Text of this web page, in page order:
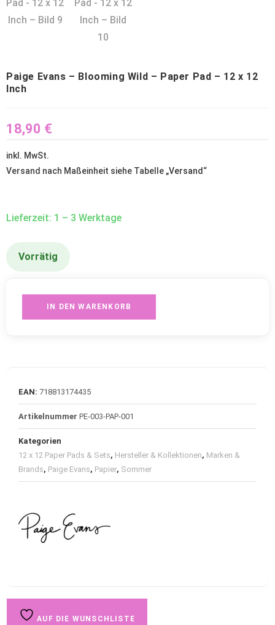
Paige Evans – Blooming Wild – Paper Pad – 12 x 12
Inch
18,90 €
inkl. MwSt.
Versand nach Maßeinheit siehe Tabelle „Versand “
Lieferzeit: 1 – 3 Werktage
Vorrätig
IN DEN WARENKORB
EAN: 718813174435
Artikelnummer PE-003-PAP-001
Kategorien
12 x 12 Paper Pads & Sets, Hersteller & Kollektionen, Marken &
Brands, Paige Evans, Papier, Sommer
AUF DIE WUNSCHLISTE